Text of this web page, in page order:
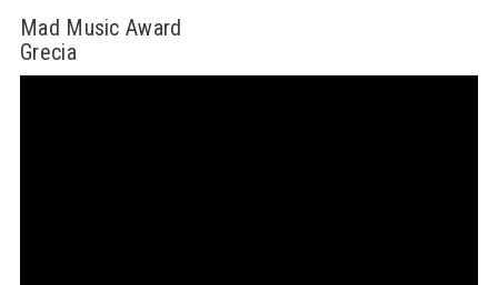
Mad Music Award
Grecia